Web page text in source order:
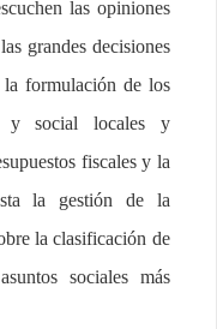
las opiniones
grandes decisiones
formulación de los
y social locales y
fiscales y la
la gestión de la
la clasificación de
sociales más